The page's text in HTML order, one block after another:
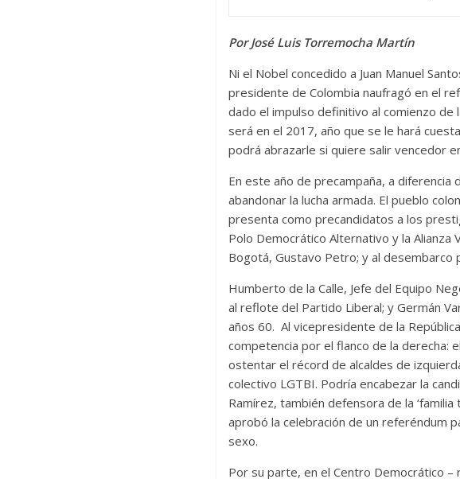
Por José Luis Torremocha Martín
Ni el Nobel concedido a Juan Manuel
presidente de Colombia naufragó en el
dado el impulso definitivo al comienzo
será en el 2017, año que se le hará
podrá abrazarle si quiere salir vencedor
En este año de precampaña, a diferencia
abandonar la lucha armada. El pueblo
presenta como precandidatos a los
Polo Democrático Alternativo y la
Bogotá, Gustavo Petro; y al desembarco
Humberto de la Calle, Jefe del Equipo
al reflote del Partido Liberal; y Germán
años 60. Al vicepresidente de la
competencia por el flanco de la derecha:
ostentar el récord de alcaldes de
colectivo LGTBI. Podría encabezar la
Ramírez, también defensora de la
aprobó la celebración de un referéndum
sexo.
Por su parte, en el Centro Democrático